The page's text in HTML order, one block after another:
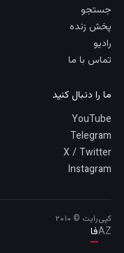
جستجو
پخش زنده
رادیو
تماس با ما
ما را دنبال کنید
YouTube
Telegram
X / Twitter
Instagram
کپی‌رایت © ۲۰۱۰
AZفا